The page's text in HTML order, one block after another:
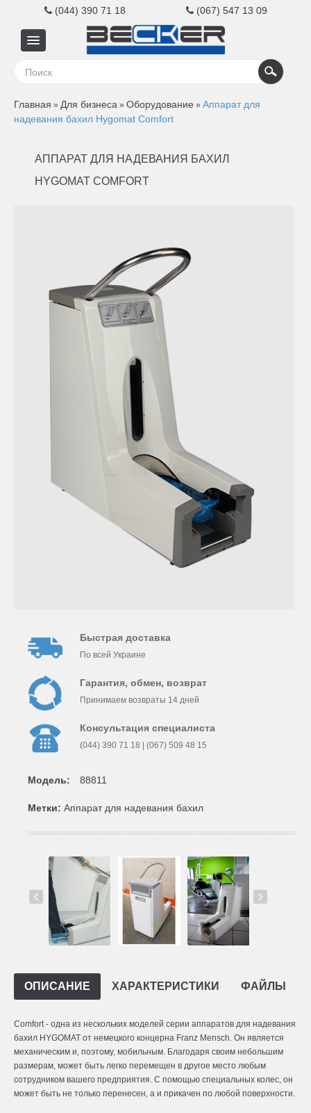
(044) 390 71 18 (067) 547 13 09
Для
Для
Главная » Для бизнеса » Оборудование » Аппарат для
надевания бахил Hygomat Comfort
АППАРАТ ДЛЯ НАДЕВАНИЯ БАХИЛ
HYGOMAT COMFORT
Быстрая доставка
По всей Украине
Гарантия, обмен, возврат
Принимаем возвраты 14 дней
Консультация специалиста
(044) 390 71 18 | (067) 509 48 15
Модель: 88811
Метки: Аппарат для надевания бахил
‹ ›
ОПИСАНИЕ ХАРАКТЕРИСТИКИ ФАЙЛЫ
Comfort - одна из нескольких моделей серии аппаратов для надевания
бахил HYGOMAT от немецкого концерна Franz Mensch. Он является
механическим и, поэтому, мобильным. Благодаря своим небольшим
размерам, может быть легко перемещен в другое место любым
сотрудником вашего предприятия. С помощью специальных колес, он
может быть не только перенесен, а и прикачен по любой поверхности.